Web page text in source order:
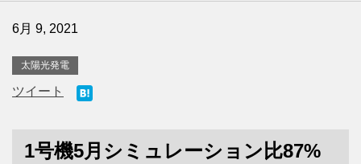
6月 9, 2021
太陽光発電
ツイート
1号機5月シミュレーション比87%